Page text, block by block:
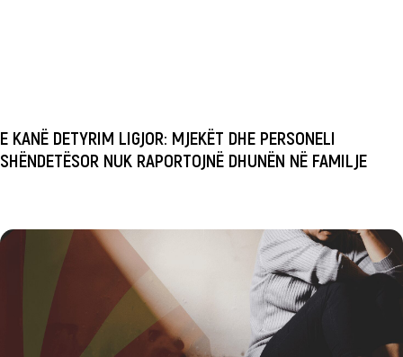
E KANË DETYRIM LIGJOR: MJEKËT DHE PERSONELI
SHËNDETËSOR NUK RAPORTOJNË DHUNËN NË FAMILJE